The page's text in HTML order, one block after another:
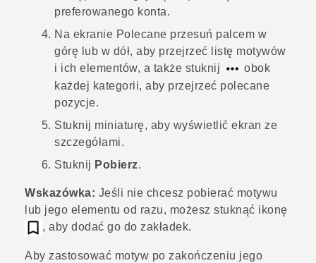
preferowanego konta.
Na ekranie Polecane przesuń palcem w
górę lub w dół, aby przejrzeć listę motywów
i ich elementów, a także stuknij
obok
każdej kategorii, aby przejrzeć polecane
pozycje.
Stuknij miniaturę, aby wyświetlić ekran ze
szczegółami.
Stuknij Pobierz.
Wskazówka: Jeśli nie chcesz pobierać motywu
lub jego elementu od razu, możesz stuknąć ikonę
, aby dodać go do zakładek.
Aby zastosować motyw po zakończeniu jego